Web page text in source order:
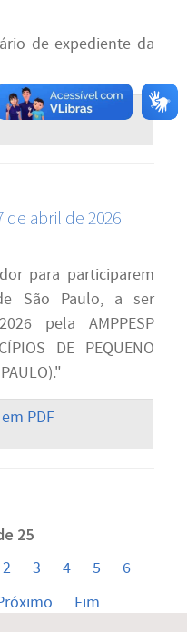
de expediente da
PDF
de abril de 2026
para participarem
São Paulo, a ser
pela AMPPESP
DE PEQUENO
PDF
25
2 3 4 5
6
Fim